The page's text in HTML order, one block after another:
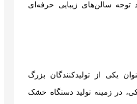
توجه سالن‌های زیبایی حرفه‌ای
یکی از تولیدکنندگان بزرگ
در زمینه تولید دستگاه خشک